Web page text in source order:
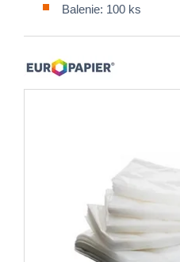
Balenie: 100 ks